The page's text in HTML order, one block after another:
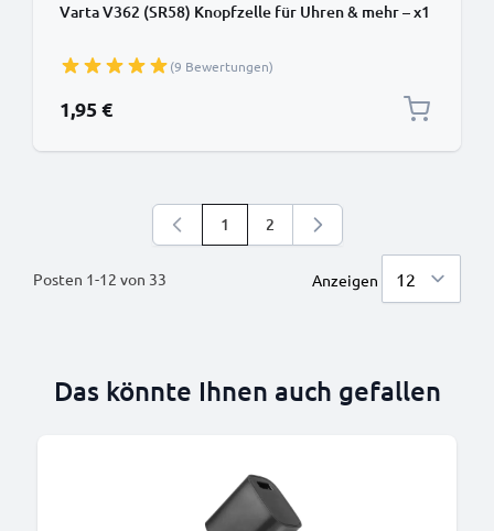
Varta V362 (SR58) Knopfzelle für Uhren & mehr – x1
(9 Bewertungen)
1,95 €
Posten 1-12 von 33
Sie lesen gerade die Seite
1 Seite
2
Anzeigen
Das könnte Ihnen auch gefallen